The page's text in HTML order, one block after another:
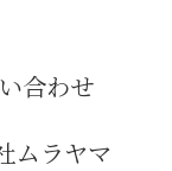
合わせ
ムラヤマ